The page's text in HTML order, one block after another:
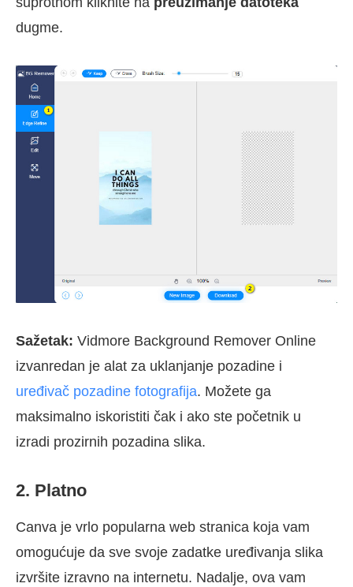
dugme.
Sažetak: Vidmore Background Remover Online
izvanredan je alat za uklanjanje pozadine i
uređivač pozadine fotografija. Možete ga
maksimalno iskoristiti čak i ako ste početnik u
izradi prozirnih pozadina slika.
2. Platno
Canva je vrlo popularna web stranica koja vam
omogućuje da sve svoje zadatke uređivanja slika
izvršite izravno na internetu. Nadalje, ova vam